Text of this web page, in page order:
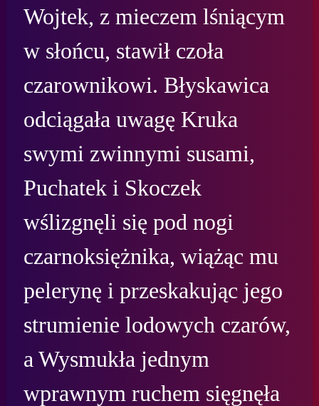
Wojtek, z mieczem lśniącym
w słońcu, stawił czoła
czarownikowi. Błyskawica
odciągała uwagę Kruka
swymi zwinnymi susami,
Puchatek i Skoczek
wślizgnęli się pod nogi
czarnoksiężnika, wiążąc mu
pelerynę i przeskakując jego
strumienie lodowych czarów,
a Wysmukła jednym
wprawnym ruchem sięgnęła